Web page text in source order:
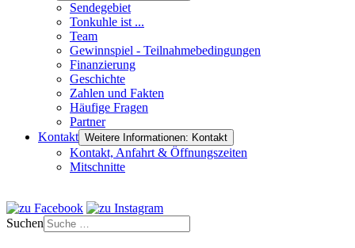
Sendegebiet
Tonkuhle ist ...
Team
Gewinnspiel - Teilnahmebedingungen
Finanzierung
Geschichte
Zahlen und Fakten
Häufige Fragen
Partner
Kontakt Weitere Informationen: Kontakt
Kontakt, Anfahrt & Öffnungszeiten
Mitschnitte
Suchen